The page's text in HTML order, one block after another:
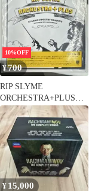
10%OFF
¥700
RIP SLYME
ORCHESTRA+PLUS
CD 2枚組
¥ 15,000